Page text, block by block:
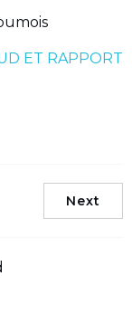
ET RAPPORT
Next